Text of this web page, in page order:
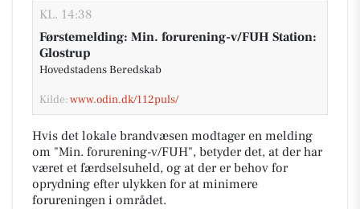
KL. 14:38
Førstemelding: Min. forurening-v/FUH Station:
Glostrup
Hovedstadens Beredskab
Kilde:www.odin.dk/112puls/
Hvis det lokale brandvæsen modtager en melding
om "Min. forurening-v/FUH", betyder det, at der har
været et færdselsuheld, og at der er behov for
oprydning efter ulykken for at minimere
forureningen i området.